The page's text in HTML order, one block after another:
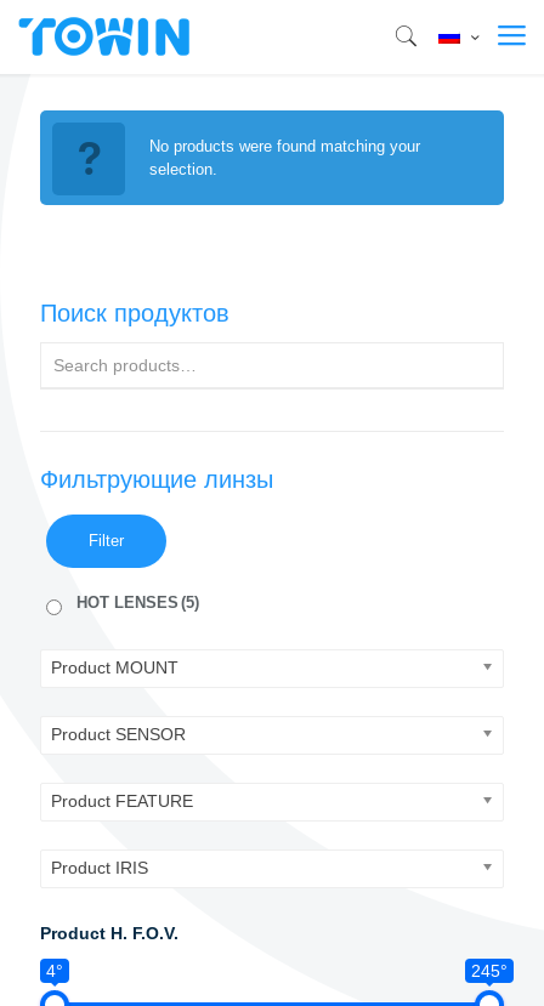
No products were found matching your
selection.
Поиск продуктов
Фильтрующие линзы
Filter
HOT LENSES (5)
Product MOUNT
Product SENSOR
Product FEATURE
Product IRIS
Product H. F.O.V.
4°
245°